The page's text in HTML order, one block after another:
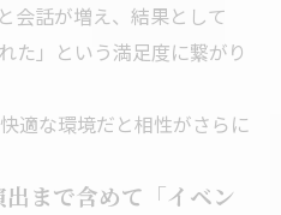
会話が増え、結果として
た」という満足度に繋がり
適な環境だと相性がさらに
まで含めて「イベン